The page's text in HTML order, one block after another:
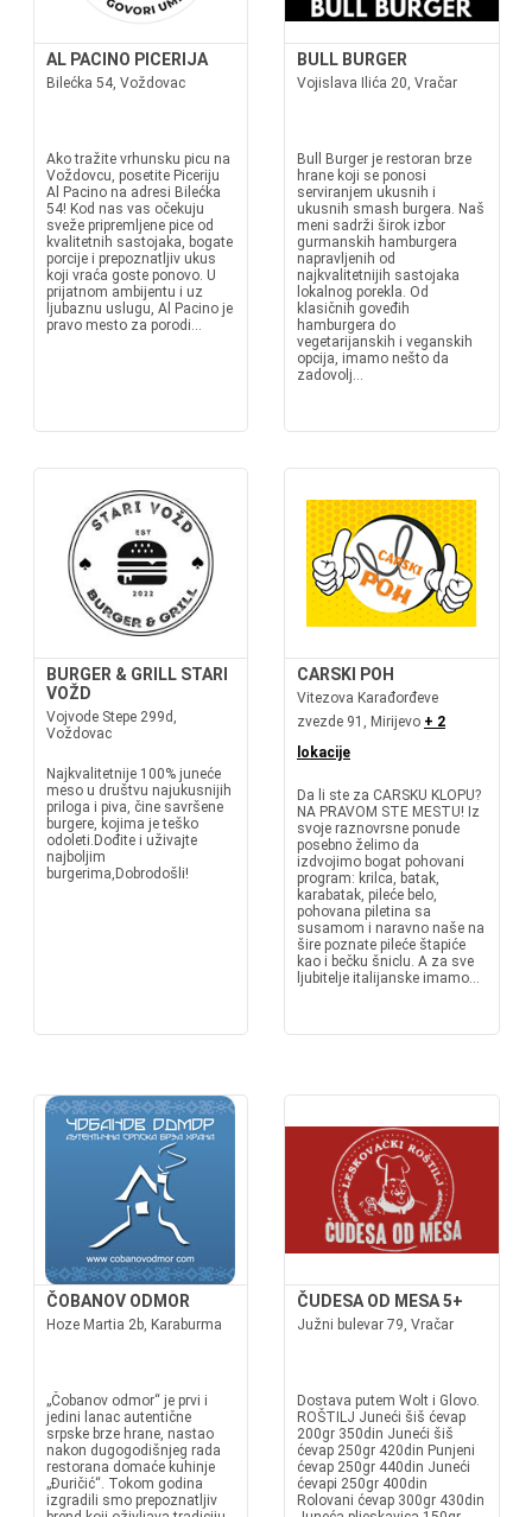
AL PACINO PICERIJA
Bilećka 54, Voždovac
Ako tražite vrhunsku picu na
Voždovcu, posetite Piceriju
Al Pacino na adresi Bilećka
54! Kod nas vas očekuju
sveže pripremljene pice od
kvalitetnih sastojaka, bogate
porcije i prepoznatljiv ukus
koji vraća goste ponovo. U
prijatnom ambijentu i uz
ljubaznu uslugu, Al Pacino je
pravo mesto za porodi...
BULL BURGER
Vojislava Ilića 20, Vračar
Bull Burger je restoran brze
hrane koji se ponosi
serviranjem ukusnih i
ukusnih smash burgera. Naš
meni sadrži širok izbor
gurmanskih hamburgera
napravljenih od
najkvalitetnijih sastojaka
lokalnog porekla. Od
klasičnih goveđih
hamburgera do
vegetarijanskih i veganskih
opcija, imamo nešto da
zadovolj...
BURGER & GRILL STARI
VOŽD
Vojvode Stepe 299d,
Voždovac
Najkvalitetnije 100% juneće
meso u društvu najukusnijih
priloga i piva, čine savršene
burgere, kojima je teško
odoleti.Dođite i uživajte
najboljim
burgerima,Dobrodošli!
CARSKI POH
Vitezova Karađorđeve
zvezde 91, Mirijevo + 2
lokacije
Da li ste za CARSKU KLOPU?
NA PRAVOM STE MESTU! Iz
svoje raznovrsne ponude
posebno želimo da
izdvojimo bogat pohovani
program: krilca, batak,
karabatak, pileće belo,
pohovana piletina sa
susamom i naravno naše na
šire poznate pileće štapiće
kao i bečku šniclu. A za sve
ljubitelje italijanske imamo...
ČOBANOV ODMOR
Hoze Martia 2b, Karaburma
„Čobanov odmor“ je prvi i
jedini lanac autentične
srpske brze hrane, nastao
nakon dugogodišnjeg rada
restorana domaće kuhinje
„Đuričić“. Tokom godina
izgradili smo prepoznatljiv
ČUDESA OD MESA 5+
Južni bulevar 79, Vračar
Dostava putem Wolt i Glovo.
ROŠTILJ Juneći šiš ćevap
200gr 350din Juneći šiš
ćevap 250gr 420din Punjeni
ćevap 250gr 440din Juneći
ćevapi 250gr 400din
Rolovani ćevap 300gr 430din